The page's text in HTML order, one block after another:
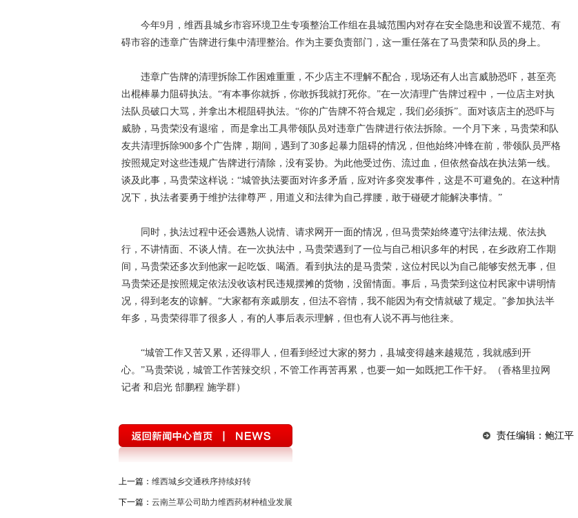
今年9月，维西县城乡市容环境卫生专项整治工作组在县城范围内对存在安全隐患和设置不规范、有
碍市容的违章广告牌进行集中清理整治。作为主要负责部门，这一重任落在了马贵荣和队员的身上。
违章广告牌的清理拆除工作困难重重，不少店主不理解不配合，现场还有人出言威胁恐吓，甚至亮
出棍棒暴力阻碍执法。“有本事你就拆，你敢拆我就打死你。”在一次清理广告牌过程中，一位店主对执
法队员破口大骂，并拿出木棍阻碍执法。“你的广告牌不符合规定，我们必须拆”。面对该店主的恐吓与
威胁，马贵荣没有退缩， 而是拿出工具带领队员对违章广告牌进行依法拆除。一个月下来，马贵荣和队
友共清理拆除900多个广告牌，期间，遇到了30多起暴力阻碍的情况，但他始终冲锋在前，带领队员严格
按照规定对这些违规广告牌进行清除，没有妥协。为此他受过伤、流过血，但依然奋战在执法第一线。
谈及此事，马贵荣这样说：“城管执法要面对许多矛盾，应对许多突发事件，这是不可避免的。在这种情
况下，执法者要勇于维护法律尊严，用道义和法律为自己撑腰，敢于碰硬才能解决事情。”
同时，执法过程中还会遇熟人说情、请求网开一面的情况，但马贵荣始终遵守法律法规、依法执
行，不讲情面、不谈人情。在一次执法中，马贵荣遇到了一位与自己相识多年的村民，在乡政府工作期
间，马贵荣还多次到他家一起吃饭、喝酒。看到执法的是马贵荣，这位村民以为自己能够安然无事，但
马贵荣还是按照规定依法没收该村民违规摆摊的货物，没留情面。事后，马贵荣到这位村民家中讲明情
况，得到老友的谅解。“大家都有亲戚朋友，但法不容情，我不能因为有交情就破了规定。”参加执法半
年多，马贵荣得罪了很多人，有的人事后表示理解，但也有人说不再与他往来。
“城管工作又苦又累，还得罪人，但看到经过大家的努力，县城变得越来越规范，我就感到开
心。”马贵荣说，城管工作苦辣交织，不管工作再苦再累，也要一如一如既把工作干好。（香格里拉网
记者 和启光 郜鹏程 施学群）
责任编辑：鲍江平
上一篇： 维西城乡交通秩序持续好转
下一篇： 云南兰草公司助力维西药材种植业发展